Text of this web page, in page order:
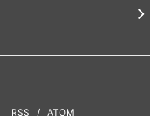
RSS / ATOM